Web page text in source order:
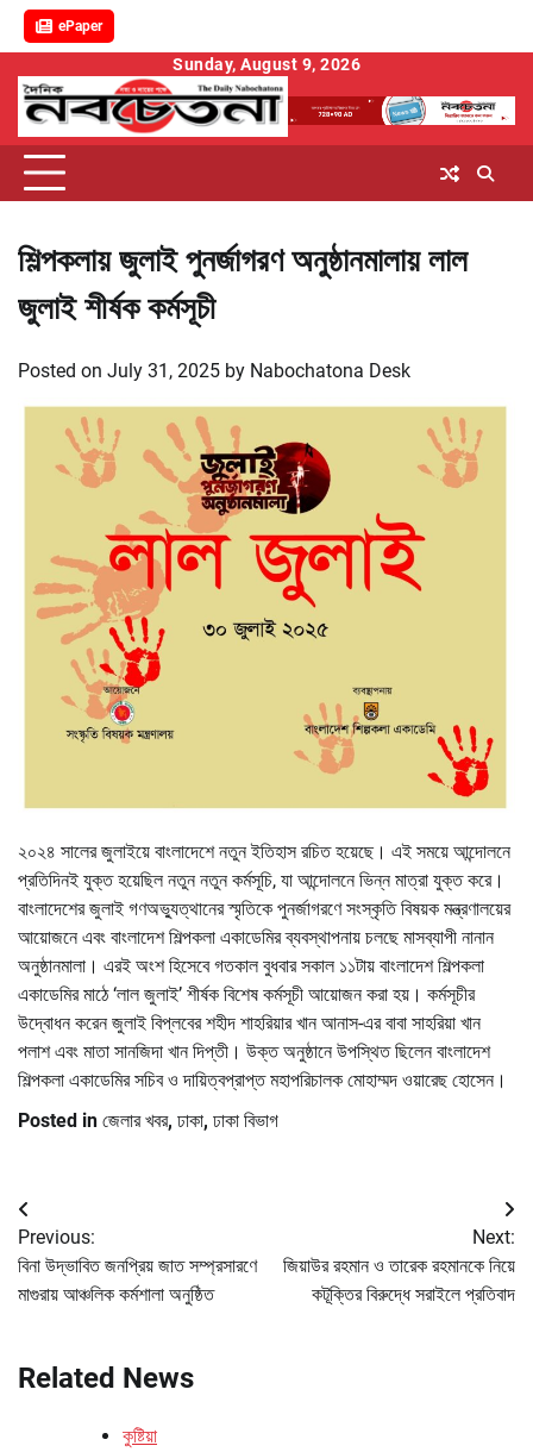
ePaper
content
Sunday, August 9, 2026
শিল্পকলায় জুলাই পুনর্জাগরণ অনুষ্ঠানমালায় লাল
জুলাই শীর্ষক কর্মসূচী
Posted on July 31, 2025 by Nabochatona Desk
২০২৪ সালের জুলাইয়ে বাংলাদেশে নতুন ইতিহাস রচিত হয়েছে। এই সময়ে আন্দোলনে
প্রতিদিনই যুক্ত হয়েছিল নতুন নতুন কর্মসূচি, যা আন্দোলনে ভিন্ন মাত্রা যুক্ত করে।
বাংলাদেশের জুলাই গণঅভ্যুত্থানের স্মৃতিকে পুনর্জাগরণে সংস্কৃতি বিষয়ক মন্ত্রণালয়ের
আয়োজনে এবং বাংলাদেশ শিল্পকলা একাডেমির ব্যবস্থাপনায় চলছে মাসব্যাপী নানান
অনুষ্ঠানমালা। এরই অংশ হিসেবে গতকাল বুধবার সকাল ১১টায় বাংলাদেশ শিল্পকলা
একাডেমির মাঠে ‘লাল জুলাই’ শীর্ষক বিশেষ কর্মসূচী আয়োজন করা হয়। কর্মসূচীর
উদ্বোধন করেন জুলাই বিপ্লবের শহীদ শাহরিয়ার খান আনাস-এর বাবা সাহরিয়া খান
পলাশ এবং মাতা সানজিদা খান দিপ্তী। উক্ত অনুষ্ঠানে উপস্থিত ছিলেন বাংলাদেশ
শিল্পকলা একাডেমির সচিব ও দায়িত্বপ্রাপ্ত মহাপরিচালক মোহাম্মদ ওয়ারেছ হোসেন।
Posted in জেলার খবর, ঢাকা, ঢাকা বিভাগ
Post
navigation
Previous:
বিনা উদ্ভাবিত জনপ্রিয় জাত সম্প্রসারণে
মাগুরায় আঞ্চলিক কর্মশালা অনুষ্ঠিত
Next:
জিয়াউর রহমান ও তারেক রহমানকে নিয়ে
কটূক্তির বিরুদ্ধে সরাইলে প্রতিবাদ
Related News
কুষ্টিয়া